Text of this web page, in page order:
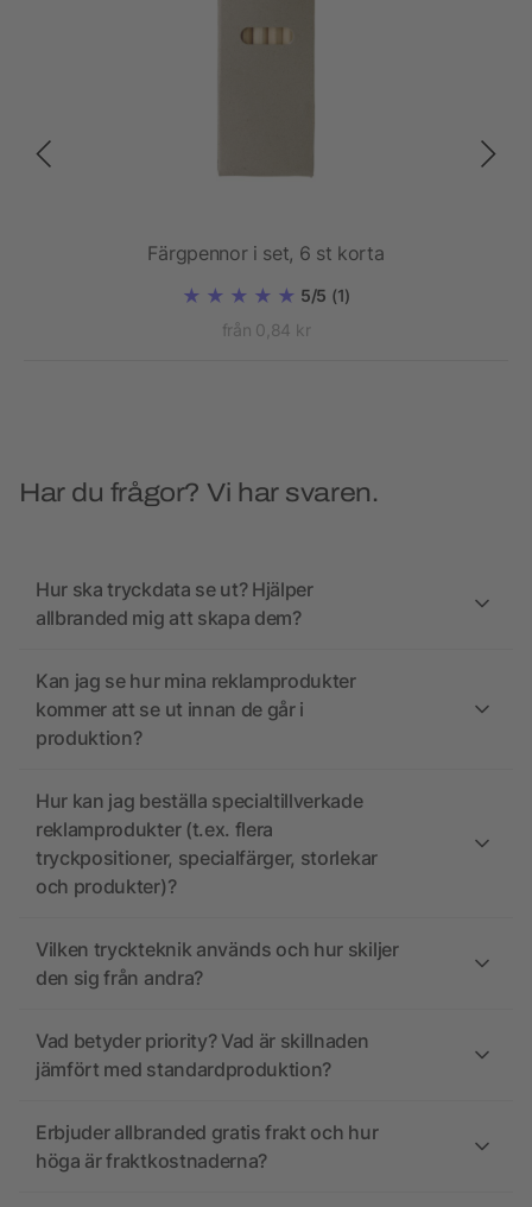
Färgpennor i set, 6 st korta
5/5 (1)
från 0,84 kr
Har du frågor? Vi har svaren.
Hur ska tryckdata se ut? Hjälper
allbranded mig att skapa dem?
Kan jag se hur mina reklamprodukter
kommer att se ut innan de går i
produktion?
Hur kan jag beställa specialtillverkade
reklamprodukter (t.ex. flera
tryckpositioner, specialfärger, storlekar
och produkter)?
Vilken tryckteknik används och hur skiljer
den sig från andra?
Vad betyder priority? Vad är skillnaden
jämfört med standardproduktion?
Erbjuder allbranded gratis frakt och hur
höga är fraktkostnaderna?